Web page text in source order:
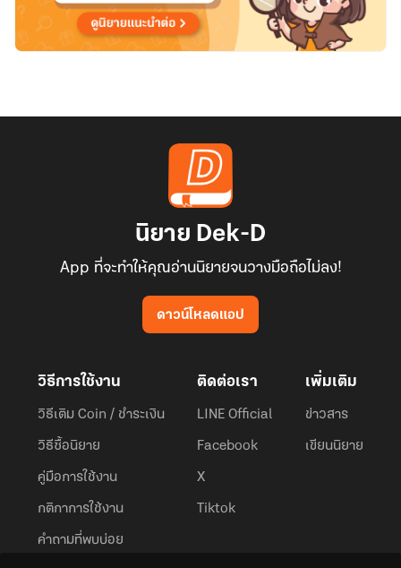
นิยาย Dek-D
App ที่จะทำให้คุณอ่านนิยายจนวางมือถือไม่ลง!
ดาวน์โหลดแอป
วิธีการใช้งาน
วิธีเติม Coin / ชำระเงิน
วิธีซื้อนิยาย
คู่มือการใช้งาน
กติกาการใช้งาน
คำถามที่พบบ่อย
ติดต่อเรา
LINE Official
Facebook
X
Tiktok
เพิ่มเติม
ข่าวสาร
เขียนนิยาย